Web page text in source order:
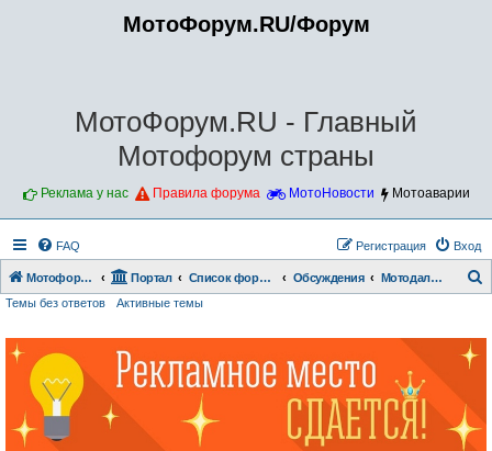
МотоФорум.RU/Форум
МотоФорум.RU - Главный
Мотофорум страны
Реклама у нас Правила форума МотоНовости Мотоаварии
FAQ Вход
Регистрация
Мотофорум.RU Портал Список форумов Обсуждения Мотодальнобои и путешествия
Темы без ответов Активные темы